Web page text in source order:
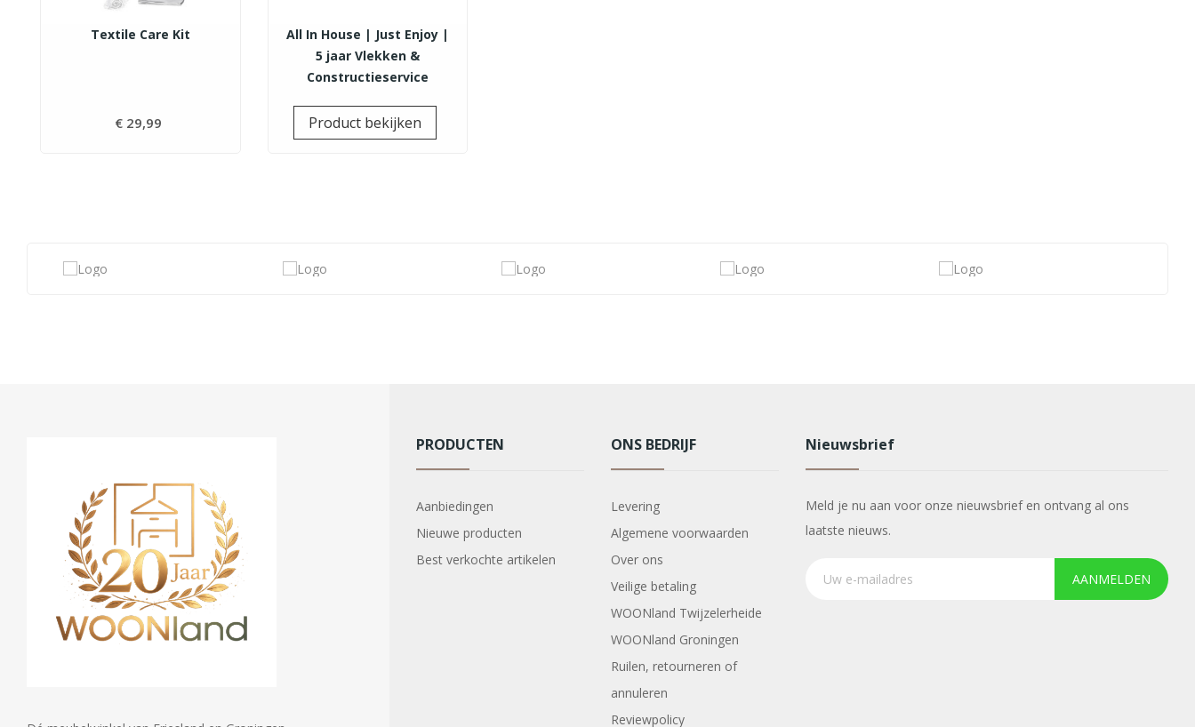
Textile Care Kit
€ 29,99
All In House | Just Enjoy |
5 jaar Vlekken &
Constructieservice
Product bekijken
PRODUCTEN
Aanbiedingen
Nieuwe producten
Best verkochte artikelen
ONS BEDRIJF
Levering
Algemene voorwaarden
Over ons
Veilige betaling
WOONland Twijzelerheide
WOONland Groningen
Ruilen, retourneren of
annuleren
Reviewpolicy
Nieuwsbrief
Meld je nu aan voor onze nieuwsbrief en ontvang al ons
laatste nieuws.
AANMELDEN